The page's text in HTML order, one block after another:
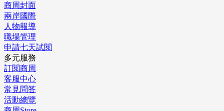
商周封面
兩岸國際
人物報導
職場管理
申請七天試閱
多元服務
訂閱商周
客服中心
常見問答
活動總覽